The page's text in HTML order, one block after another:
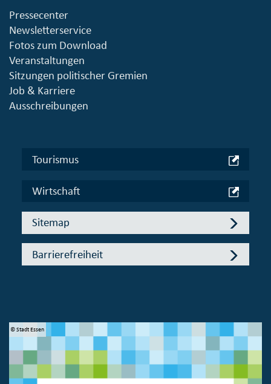
Pressecenter
Newsletterservice
Fotos zum Download
Veranstaltungen
Sitzungen politischer Gremien
Job & Karriere
Ausschreibungen
Tourismus
Wirtschaft
Sitemap
Barrierefreiheit
© Stadt Essen